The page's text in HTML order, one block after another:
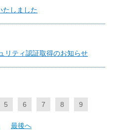
たしました
リティ認証取得のお知らせ
5 6 7 8 9
最後へ